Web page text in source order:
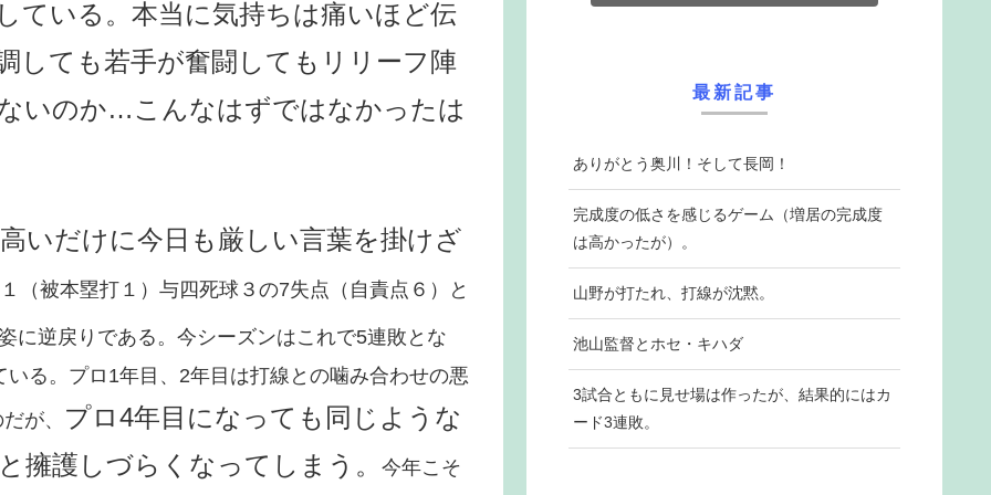
ている。本当に気持ちは痛いほど伝
ても若手が奮闘してもリリーフ陣
いのか…こんなはずではなかったは
いだけに今日も厳しい言葉を掛けざ
（被本塁打１）与四死球３の7失点（自責点６）と
に逆戻りである。今シーズンはこれで5連敗とな
る。プロ1年目、2年目は打線との噛み合わせの悪
が、 プロ4年目になっても同じような
擁護しづらくなってしまう。
今年こそ
最新記事
ありがとう奥川！そして長岡！
完成度の低さを感じるゲーム（増居の完成度
は高かったが）。
山野が打たれ、打線が沈黙。
池山監督とホセ・キハダ
3試合ともに見せ場は作ったが、結果的にはカ
ード3連敗。